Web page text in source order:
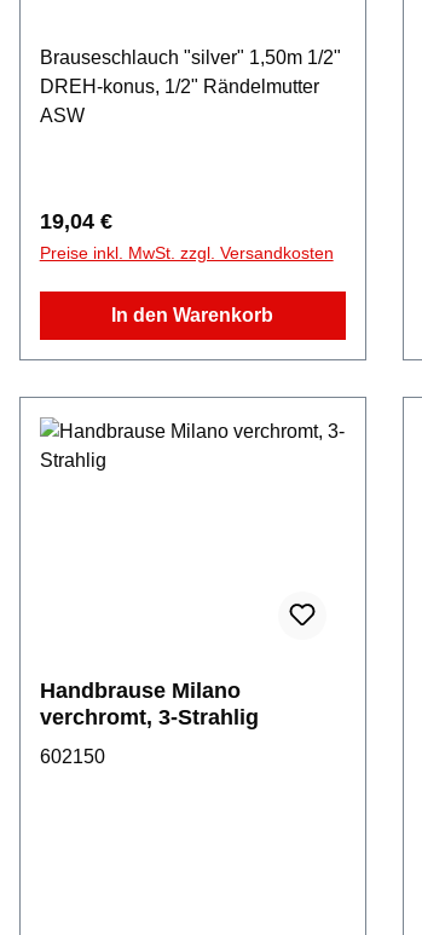
Brauseschlauch "silver" 1,50m 1/2"
DREH-konus, 1/2" Rändelmutter
ASW
Regulärer Preis:
19,04 €
Preise inkl. MwSt. zzgl. Versandkosten
In den Warenkorb
Handbrause Milano
verchromt, 3-Strahlig
602150